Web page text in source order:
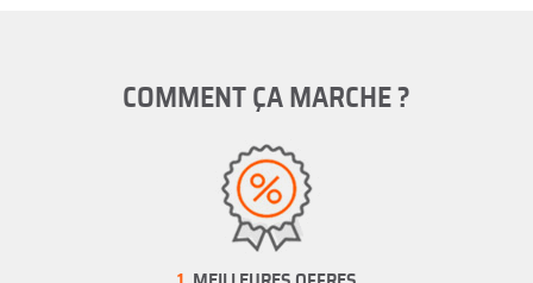
COMMENT ÇA MARCHE ?